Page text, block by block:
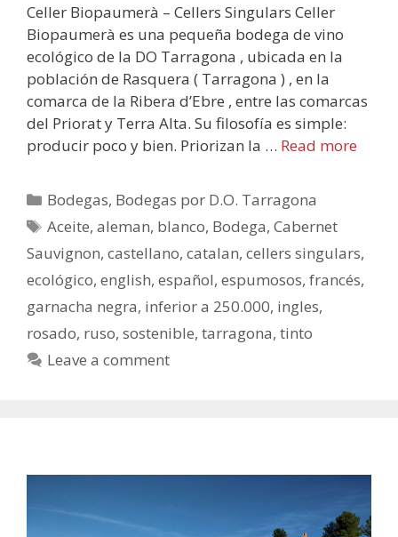
Celler Biopaumerà – Cellers Singulars Celler
Biopaumerà es una pequeña bodega de vino
ecológico de la DO Tarragona , ubicada en la
población de Rasquera ( Tarragona ) , en la
comarca de la Ribera d’Ebre , entre las comarcas
del Priorat y Terra Alta. Su filosofía es simple:
producir poco y bien. Priorizan la … Read more
Bodegas, Bodegas por D.O. Tarragona
Aceite,aleman, blanco, Bodega,Cabernet
Sauvignon, castellano, catalan, cellers singulars,
ecológico, english, español, espumosos, francés,
garnacha negra, inferior a 250.000, ingles,
rosado, ruso, sostenible, tarragona, tinto
Leave a comment